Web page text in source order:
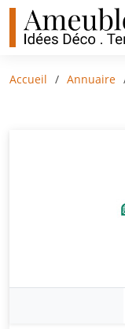
Accueil Annuaire